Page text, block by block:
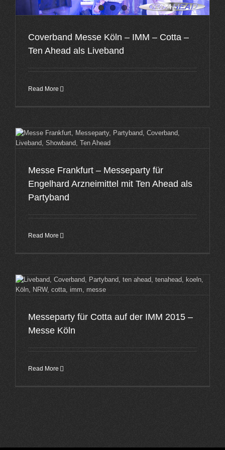
Coverband Messe Köln – IMM – Cotta –
Ten Ahead als Liveband
Read More
Messe Frankfurt – Messeparty für
Engelhard Arzneimittel mit Ten Ahead als
Partyband
Read More
Messeparty für Cotta auf der IMM 2015 –
Messe Köln
Read More